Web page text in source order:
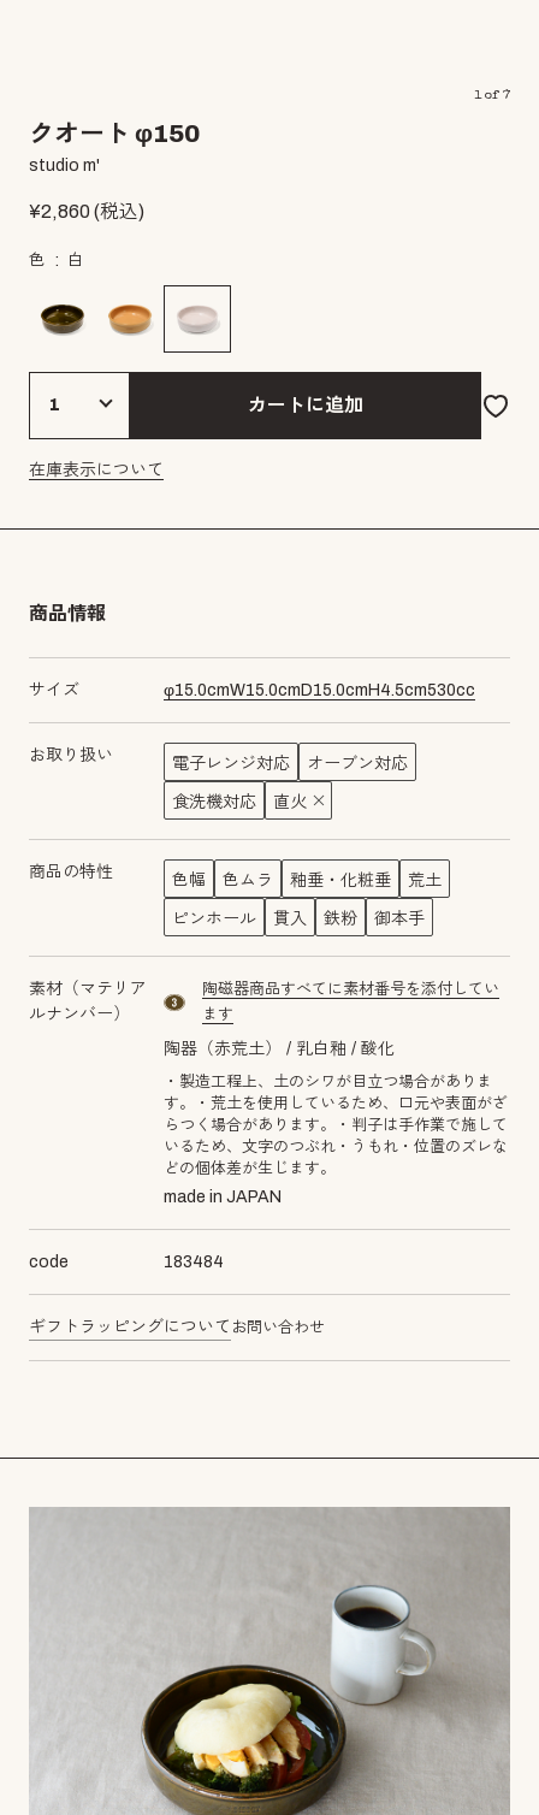
1of 7
クオート φ150
studio m'
¥2,860(税込)
色 白
カートに追加
在庫表示について
商品情報
サイズ φ15.0cmW15.0cm D15.0cm H 4.5cm530cc
お取り扱い 電子レンジ対応 オーブン対応
食洗機対応 直火
商品の特性 色幅 色ムラ 釉垂・化粧垂 荒土
ピンホール 貫入 鉄粉 御本手
素材（マテリア
ルナンバー）
material number3
陶磁器商品すべてに素材番号を添付してい
ます
陶器（赤荒土） 乳白釉 酸化
・製造工程上、土のシワが目立つ場合がありま
す。・荒土を使用しているため、口元や表面がざ
らつく場合があります。・判子は手作業で施して
いるため、文字のつぶれ・うもれ・位置のズレな
どの個体差が生じます。
made in JAPAN
code 183484
ギフトラッピングについて お問い合わせ